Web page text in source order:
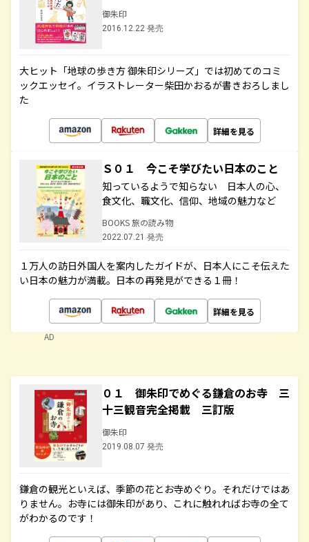
御朱印
2016.12.22 発売
大ヒット「地球の歩き方 御朱印シリーズ」では初めてのコミ
ックエッセイ。イラストレーター柴田かおるが書きおろしまし
た
詳細を見る
Ｓ０１ 今こそ学びたい日本のこと
知っているようで知らない 日本人の心、
食文化、職文化、信仰、地域の魅力など
BOOKS 旅の読み物
2022.07.21 発売
１万人の訪日外国人を案内したガイドが、日本人にこそ伝えた
い日本の魅力が満載。日本の再発見ができる１冊！
詳細を見る
AD
０１ 御朱印でめぐる鎌倉のお寺 三
十三観音完全掲載 三訂版
御朱印
2019.08.07 発売
鎌倉の観光といえば、季節の花とお寺めぐり。それだけではあ
りません。お寺には御朱印があり、これに触れればお寺の全て
がわかるのです！